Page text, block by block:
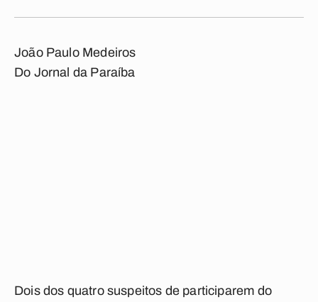
João Paulo Medeiros
Do Jornal da Paraíba
Dois dos quatro suspeitos de participarem do